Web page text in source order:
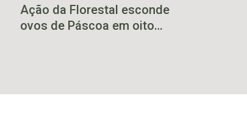
Ação da Florestal esconde
ovos de Páscoa em oito